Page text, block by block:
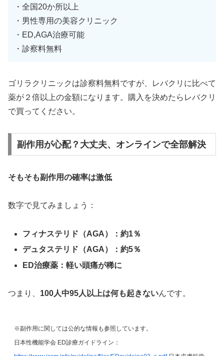
・全国20か所以上
・男性専用の美容クリニック
・ED,AGA治療可能
・診察料無料
ゴリラクリニックは診察料無料ですが、レバクリに比べて
薬が２倍以上の金額になります。購入を決めたらレバクリ
で買ってください。
副作用が心配？大丈夫、オンラインで全部解決
そもそも副作用の確率は激低
数字で見てみましょう：
フィナステリド（AGA）：約1％
デュタステリド（AGA）：約5％
ED治療薬：軽い頭痛が稀に
つまり、 100人中95人以上は何も起きないんです。
※副作用に関しては公的な情報も参照しています。
日本性機能学会 ED診療ガイドライン：